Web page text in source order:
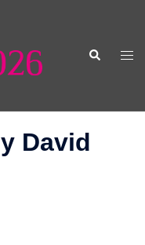
Suche
David